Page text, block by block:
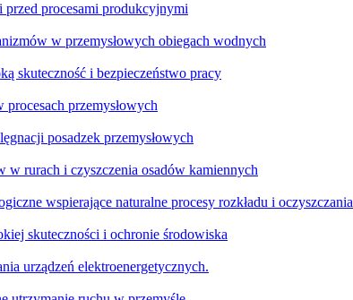
procesami produkcyjnymi
w przemysłowych obiegach wodnych
skuteczność i bezpieczeństwo pracy
przemysłowych
posadzek przemysłowych
w rurach i czyszczenia osadów kamiennych
wspierające naturalne procesy rozkładu i oczyszczania
skuteczności i ochronie środowiska
urządzeń elektroenergetycznych.